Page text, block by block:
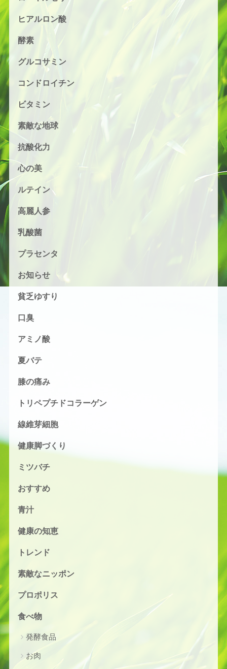
ヒアルロン酸
酵素
グルコサミン
コンドロイチン
ビタミン
素敵な地球
抗酸化力
心の美
ルテイン
高麗人参
乳酸菌
プラセンタ
お知らせ
貧乏ゆすり
口臭
アミノ酸
夏バテ
膝の痛み
トリペプチドコラーゲン
線維芽細胞
健康脚づくり
ミツバチ
おすすめ
青汁
健康の知恵
トレンド
素敵なニッポン
プロポリス
食べ物
発酵食品
お肉